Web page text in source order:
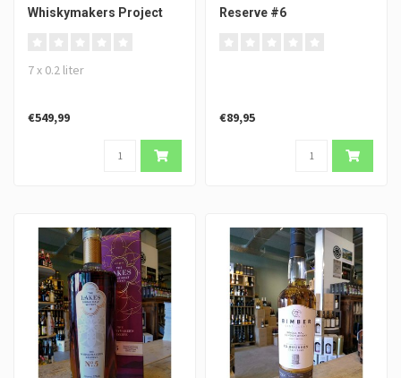
Whiskymakers Project
7 x 0.2 liter
€549,99
Reserve #6
€89,95